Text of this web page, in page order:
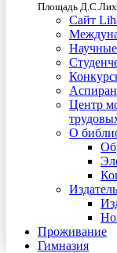
Площадь
Сайт
Центр
О
Проживание
Гимназия